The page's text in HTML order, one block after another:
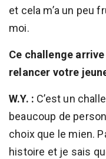
et cela m’a un peu
moi.
Ce challenge
relancer votre
W.Y. : C’est un
beaucoup de
choix que le mien.
histoire et je sais